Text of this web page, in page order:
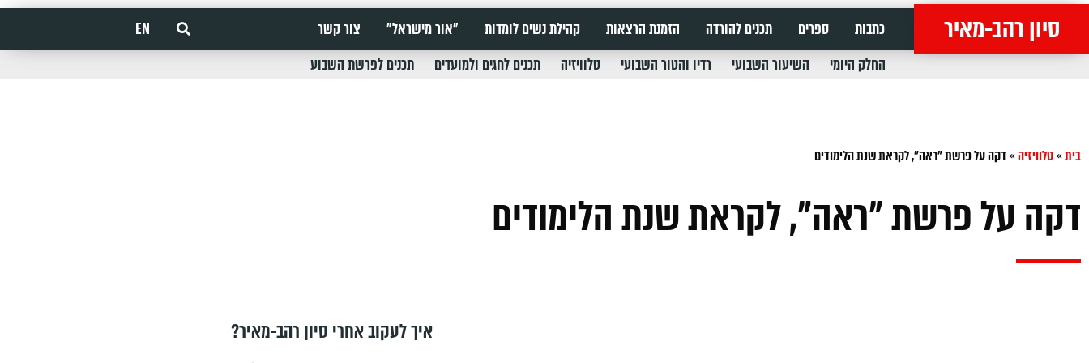
סיון רהב-מאיר כתבות ספרים תכנים להורדה הזמנת הרצאות קהילת נשים לומדות "אור מישראל" צור קשר
EN
החלק היומי
השיעור השבועי רדיו והטור השבועי טלוויזיה תכנים לחגים ולמועדים תכנים לפרשת השבוע
בית»טלוויזיה»דקה על פרשת "ראה", לקראת שנת הלימודים
דקה על פרשת "ראה", לקראת שנת הלימודים
איך לעקוב אחרי סיון רהב-מאיר?